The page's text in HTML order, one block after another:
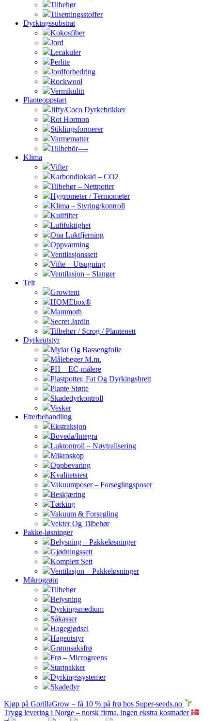
Tilbehør
Tilsetningsstoffer
Dyrkingssubstrat
Kokosfiber
Jord
Lecakuler
Perlite
Jordforbedring
Rockwool
Vermikulitt
Planteoppstart
Jiffy/Coco Dyrkebrikker
Rot Hormon
Stiklingsformerer
Varmematter
Tillbehör—-
Klima
Vifter
Karbondioksid – CO2
Tilbehør – Nettpotter
Hygrometer / Termometer
Klima – Styring/kontroll
Kullfilter
Luftfuktighet
Ona Luktfjerning
Oppvarming
Ventilasjonssett
Vifte – Utsugning
Ventilasjon – Slanger
Telt
Growtent
HOMEbox®
Mammoth
Secret Jardin
Tilbehør / Scrog / Plantenett
Dyrkeutstyr
Mylar Og Bassengfolie
Målebeger M.m.
PH – EC-målere
Plastpotter, Fat Og Dyrkingsbrett
Plante Støtte
Skadedyrkontroll
Vesker
Etterbehandling
Ekstraksjon
Boveda/Integra
Luktontroll – Nøytralisering
Mikroskop
Oppbevaring
Kvalitetstest
Vakuumposer – Forseglingsposer
Beskjæring
Tørking
Vakuum & Forsegling
Vekter Og Tilbehør
Pakke-løsninger
Belysning – Pakkeløsninger
Gjødningssett
Komplett Sett
Ventilasjon – Pakkeløsninger
Mikrogrønt
Tilbehør
Belysning
Dyrkingsmedium
Såkasser
Hagegjødsel
Hageutstyr
Grønnsaksfrø
Frø – Microgreens
Startpakker
Dyrkingssystemer
Skadedyr
Kjøp på GorillaGrow – få 10 % på frø hos Super-seeds.no
Trygg levering i Norge – norsk firma, ingen ekstra kostnader